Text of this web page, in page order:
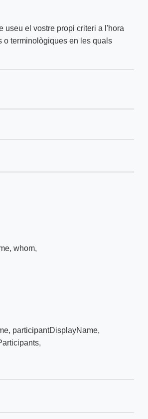
useu el vostre propi criteri a l'hora
o terminològiques en les quals
, whom,
, participantDisplayName,
,